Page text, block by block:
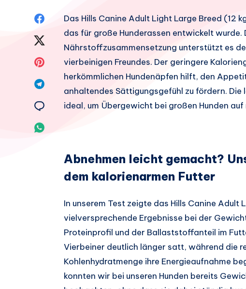
Facebook
Twitter
teilen.
Pinterest
teilen.
Telegram
teilen.
Das Hills Canine Adult Light Large Breed (12
das für große Hunderassen entwickelt wurde.
Nährstoffzusammensetzung unterstützt es
vierbeinigen Freundes. Der geringere
herkömmlichen Hundenäpfen hilft, den
anhaltendes Sättigungsgefühl zu fördern.
ideal, um Übergewicht bei großen Hunden
Abnehmen leicht gemacht?
dem kalorienarmen Futter
In unserem Test zeigte das Hills Canine Adult
vielversprechende Ergebnisse bei der
Proteinprofil und der Ballaststoffanteil im
Vierbeiner deutlich länger satt, während die
Kohlenhydratmenge ihre Energieaufnahme
konnten wir bei unseren Hunden bereits